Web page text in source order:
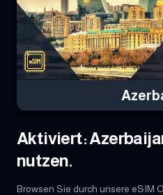
Aktiviert:
nutzen.
Browsen Sie durch unsere eSIM